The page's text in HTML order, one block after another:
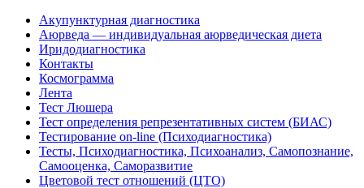
Акупунктурная диагностика
Аюрведа — индивидуальная аюрведическая диета
Иридодиагностика
Контакты
Космограмма
Лента
Тест Люшера
Тест определения репрезентативных систем (БИАС)
Тестирование on-line (Психодиагностика)
Тесты, Психодиагностика, Психоанализ, Самопознание,
Самооценка, Саморазвитие
Цветовой тест отношений (ЦТО)